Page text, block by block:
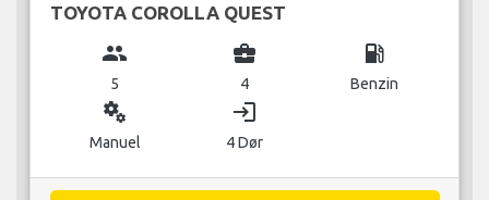
TOYOTA COROLLA QUEST
group
5
business_center
4
local_gas_station
Benzin
miscellaneous_services
Manuel
login
4 Dør